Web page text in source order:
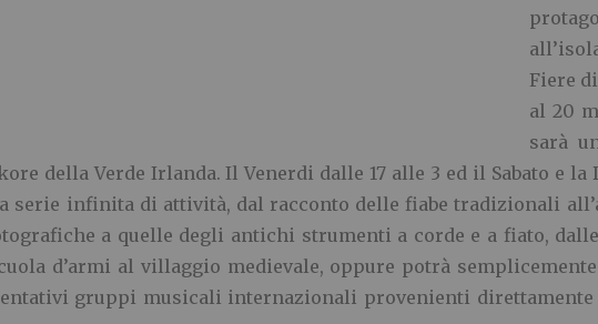
Fiere
al 20
sarà
della Verde Irlanda. Il Venerdi dalle 17 alle 3 ed il Sabato e la
serie infinita di attività, dal racconto delle fiabe tradizionali
a quelle degli antichi strumenti a corde e a fiato,
d’armi al villaggio medievale, oppure potrà
gruppi musicali internazionali provenienti direttamente